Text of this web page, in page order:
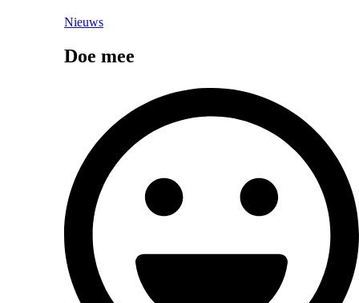
Nieuws
Doe mee